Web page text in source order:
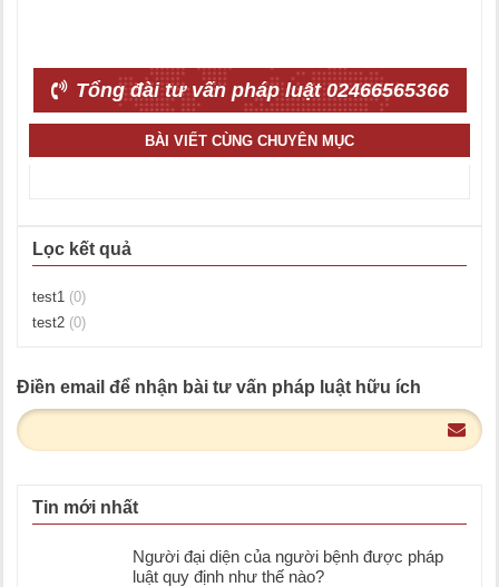
Tổng đài tư vấn pháp luật 02466565366
BÀI VIẾT CÙNG CHUYÊN MỤC
Lọc kết quả
test1 (0)
test2 (0)
Điền email để nhận bài tư vấn pháp luật hữu ích
Tin mới nhất
Người đại diện của người bệnh được pháp
luật quy định như thế nào?